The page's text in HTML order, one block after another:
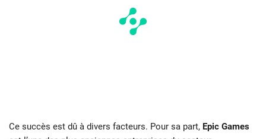
Ce succès est dû à divers facteurs. Pour sa part, Epic Games